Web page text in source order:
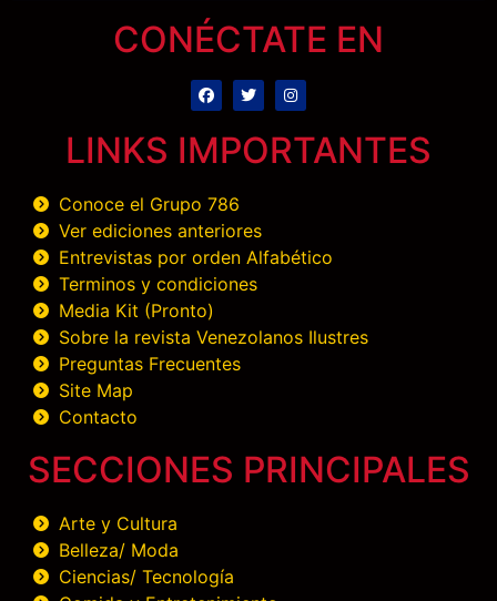
CONÉCTATE EN
LINKS IMPORTANTES
Conoce el Grupo 786
Ver ediciones anteriores
Entrevistas por orden Alfabético
Terminos y condiciones
Media Kit (Pronto)
Sobre la revista Venezolanos Ilustres
Preguntas Frecuentes
Site Map
Contacto
SECCIONES PRINCIPALES
Arte y Cultura
Belleza/ Moda
Ciencias/ Tecnología